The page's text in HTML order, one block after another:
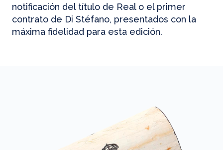
notificación del título de Real o el primer
contrato de Di Stéfano, presentados con la
máxima fidelidad para esta edición.